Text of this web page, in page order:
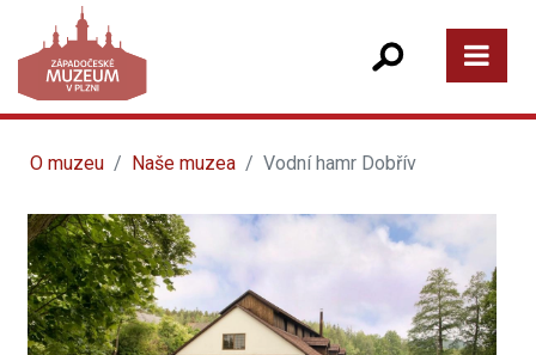
O muzeu Naše muzea Vodní hamr Dobřív